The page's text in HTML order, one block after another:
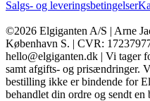
Salgs- og leveringsbetingelser
©2026 Elgiganten A/S | Arne
København S. | CVR:
hello@elgiganten.dk | Vi tager
samt afgifts- og prisændringer.
bestilling ikke er bindende for
behandlet din ordre og sendt en